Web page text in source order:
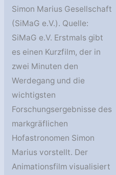
Simon Marius Gesellschaft
(SiMaG e.V.). Quelle:
SiMaG e.V. Erstmals gibt
es einen Kurzfilm, der in
zwei Minuten den
Werdegang und die
wichtigsten
Forschungsergebnisse des
markgräflichen
Hofastronomen Simon
Marius vorstellt. Der
Animationsfilm visualisiert